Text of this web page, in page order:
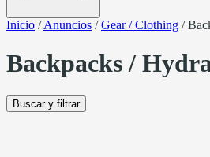
Inicio /Anuncios /Gear / Clothing /
Backpacks /
Buscar y filtrar